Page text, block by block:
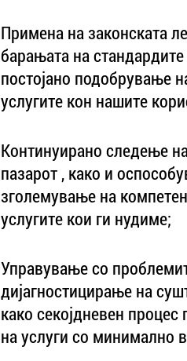
Примена на законската
барањата на
постојано подобрување
услугите кон нашите
Континуирано следење
пазарот , како и
зголемување на
услугите кои ги нудиме;
Управување со
дијагностицирање на
како секојдневен
на услуги со минимално